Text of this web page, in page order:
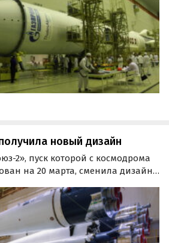
новый дизайн
2», пуск которой с космодрома
на 20 марта, сменила дизайн.
синий окрас, напоминающий
«Восток», на которой 60 лет…